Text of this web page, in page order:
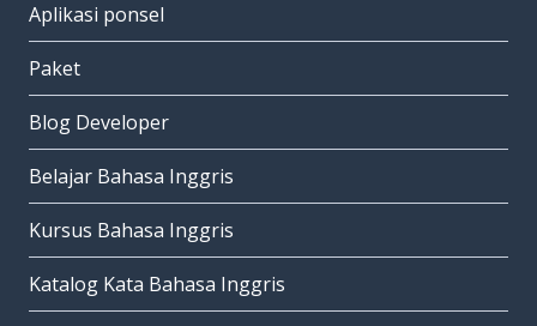
Aplikasi ponsel
Paket
Blog Developer
Belajar Bahasa Inggris
Kursus Bahasa Inggris
Katalog Kata Bahasa Inggris